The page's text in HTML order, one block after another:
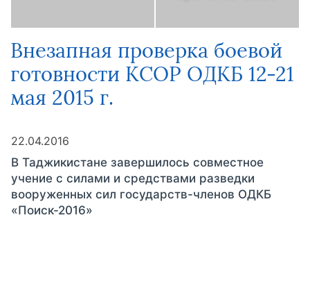
Внезапная проверка боевой
готовности КСОР ОДКБ 12-21
мая 2015 г.
22.04.2016
В Таджикистане завершилось совместное
учение с силами и средствами разведки
вооруженных сил государств-членов ОДКБ
«Поиск-2016»